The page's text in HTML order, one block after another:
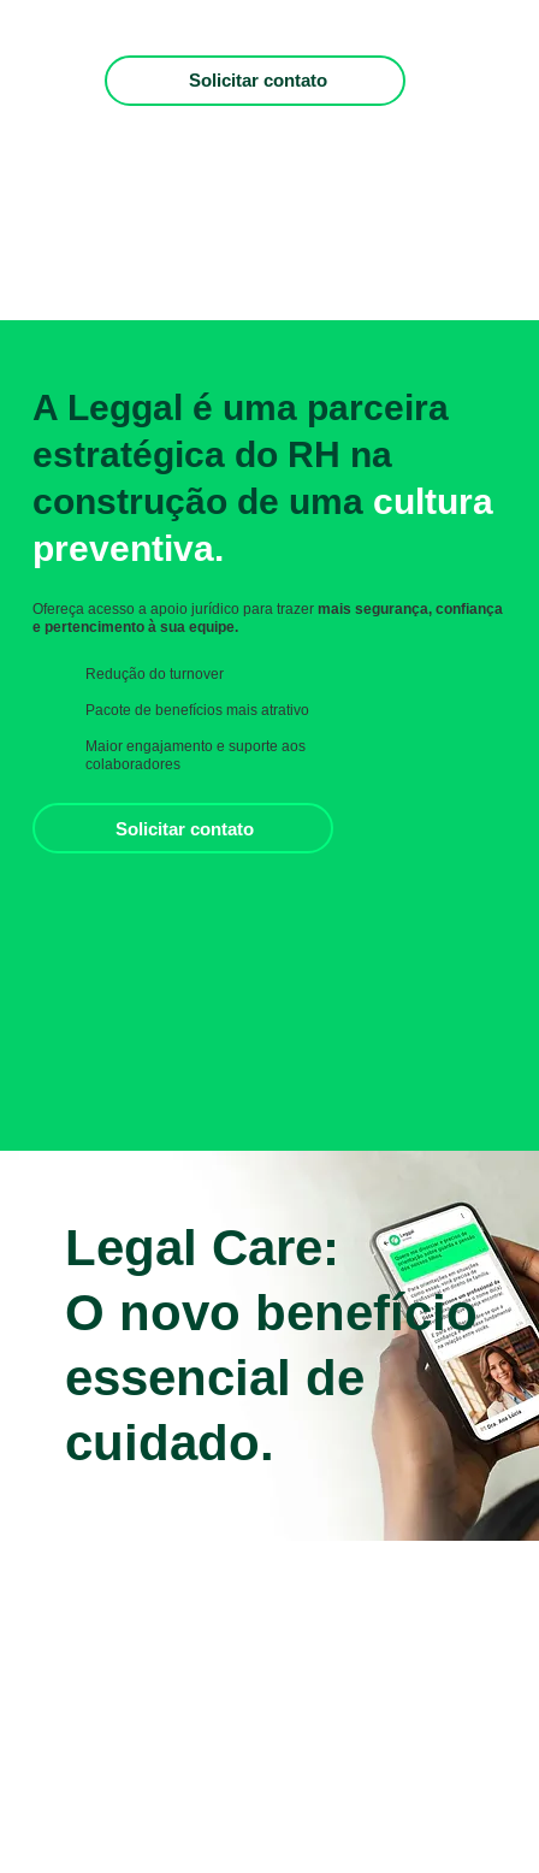
Solicitar contato
​A Leggal é uma parceira
estratégica do RH na
construção de uma cultura
preventiva.
Ofereça acesso a apoio jurídico para trazer mais segurança, confiança
e pertencimento à sua equipe.
Solicitar contato
Redução do turnover
Pacote de benefícios mais atrativo
Maior engajamento e suporte aos
colaboradores
Legal Care:
O novo benefício
essencial de
cuidado.